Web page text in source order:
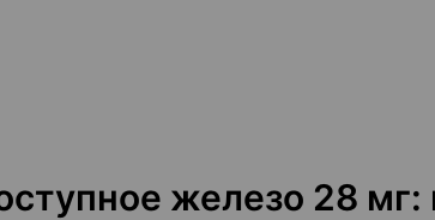
железо 28